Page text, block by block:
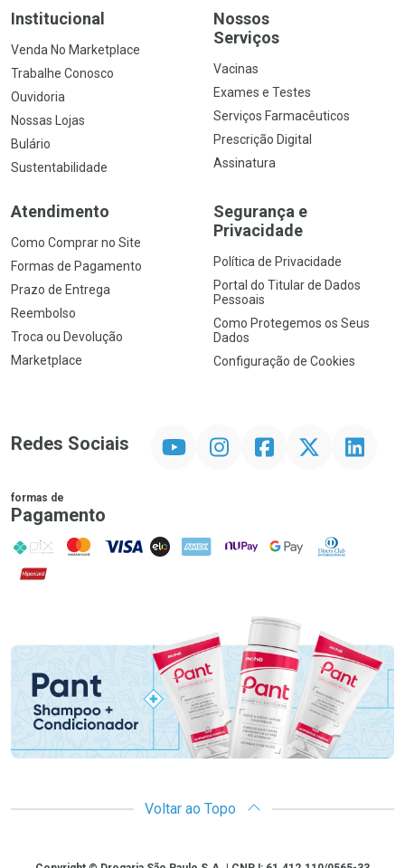
Institucional
Venda No Marketplace
Trabalhe Conosco
Ouvidoria
Nossas Lojas
Bulário
Sustentabilidade
Nossos
Serviços
Vacinas
Exames e Testes
Serviços Farmacêuticos
Prescrição Digital
Assinatura
Atendimento
Como Comprar no Site
Formas de Pagamento
Prazo de Entrega
Reembolso
Troca ou Devolução
Marketplace
Segurança e
Privacidade
Política de Privacidade
Portal do Titular de Dados
Pessoais
Como Protegemos os Seus
Dados
Configuração de Cookies
Redes Sociais InstagramFacebookTwitter Linkedin
formas de
Pagamento
PIX MasterCard
VISA ELO AMEX NuPay Google PayDiners Club
Hipercard
Promoção em Destaque
Voltar ao Topo
Copyright